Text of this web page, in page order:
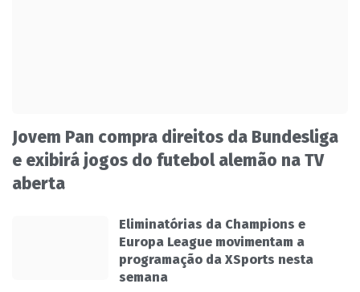
Jovem Pan compra direitos da Bundesliga
e exibirá jogos do futebol alemão na TV
aberta
Eliminatórias da Champions e
Europa League movimentam a
programação da XSports nesta
semana